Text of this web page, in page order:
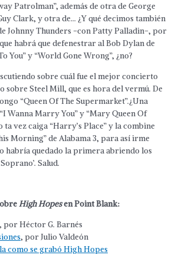
Patrolman”, además de otra de George
Clark, y otra de… ¿Y qué decimos también
Johnny Thunders -con Patty Palladin-, por
habrá que defenestrar al Bob Dylan de
You” y “World Gone Wrong”, ¿no?
sobre cuál fue el mejor concierto
sobre Steel Mill, que es hora del vermú. De
“Queen Of The Supermarket”.¿Una
Wanna Marry You” y “Mary Queen Of
ta vez caiga “Harry’s Place” y la combine
Morning” de Alabama 3, para así irme
habría quedado la primera abriendo los
Salud.
High Hopesen Point Blank:
, por Héctor G. Barnés
, por Julio Valdeón
como se grabó High Hopes